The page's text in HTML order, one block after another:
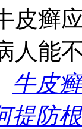
皮癣
人能
牛皮
提防